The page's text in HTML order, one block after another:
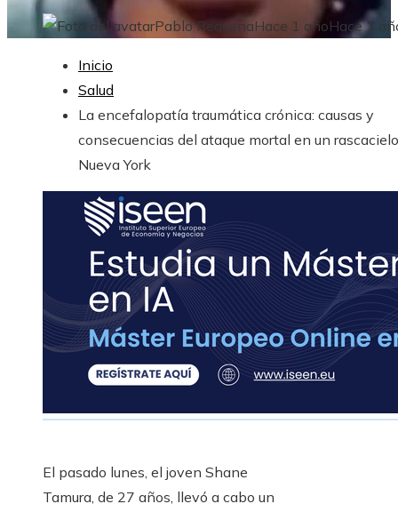
Pablo RequenaHace 1 añoHace 1
Inicio
Salud
La encefalopatía traumática crónica: causas y
consecuencias del ataque mortal en un
Nueva York
El pasado lunes, el joven Shane
Tamura, de 27 años, llevó a cabo un